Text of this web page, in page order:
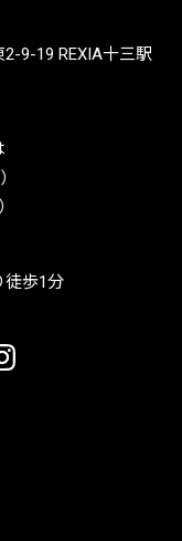
9-19 REXIA十三駅
徒歩1分